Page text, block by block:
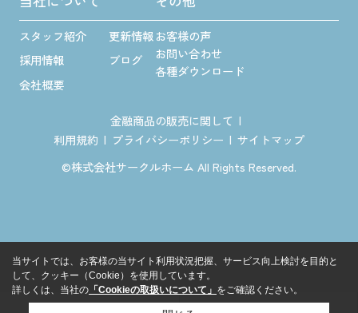
スタッフ紹介
更新情報
採用情報
ブログ
会社概要
お客様の声
お問い合わせ
各種ダウンロード
金融商品の販売に関して
利用規約
プライバシーポリシー
サイトマップ
©株式会社サークルホーム All Rights Reserved.
当サイトでは、お客様の当サイト利用状況把握、サービス向上検討を目的と
して、クッキー（Cookie）を使用しています。
詳しくは、当社の 「Cookieの取扱いについて」 をご確認ください。